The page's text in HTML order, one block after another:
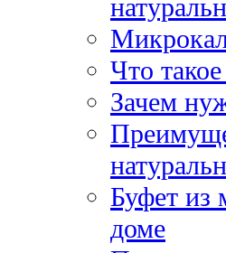
Что
Зачем
Буфет из
доме